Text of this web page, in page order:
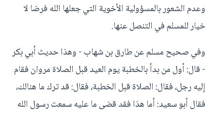
وعدم الشعور بالمسؤولية الأخوية التي جعلها الله فرضا لا
خيار للمسلم في التنصل عنها.
وفي صحيح مسلم عن طارق بن شهاب - وهذا حديث أبي بكر
- قال: أول من بدأ بالخطبة يوم العيد قبل الصلاة مروان فقام
إليه رجل، فقال: الصلاة قبل الخطبة، فقال: قد ترك ما هنالك،
فقال أبو سعيد: أما هذا فقد قضى ما عليه سمعت رسول الله